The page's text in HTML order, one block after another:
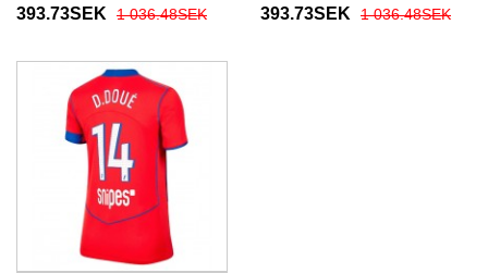
fotbollskläder Dam 2025-26
393.73SEK 1 036.48SEK
fotbollskläder Dam 2025-26
393.73SEK 1 036.48SEK